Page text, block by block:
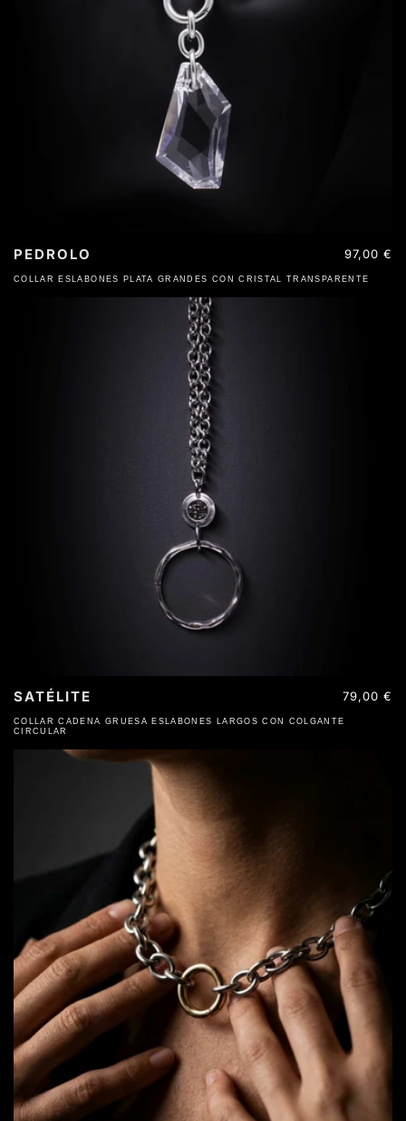
COLLAR ESLABONES PLATA GRANDES CON CRISTAL TRANSPARENTE
PEDROLO
Precio
97,00 €
COLLAR CADENA GRUESA ESLABONES LARGOS CON COLGANTE
CIRCULAR
SATÉLITE
Precio
79,00 €
ACERO INOXIDABLE